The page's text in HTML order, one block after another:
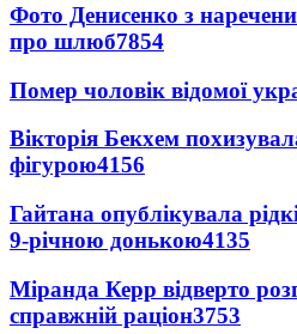
Фото Денисенко з
про шлюб7854
Помер чоловік відомої
Вікторія Бекхем
фігурою4156
Гайтана опублікувала
9-річною донькою4135
Міранда Керр відверто
справжній раціон3753